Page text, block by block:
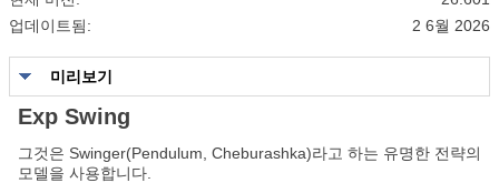
업데이트됨:
2 6월 2026
미리보기
Exp Swing
그것은 Swinger(Pendulum, Cheburashka)라고 하는 유명한 전략의
모델을 사용합니다.